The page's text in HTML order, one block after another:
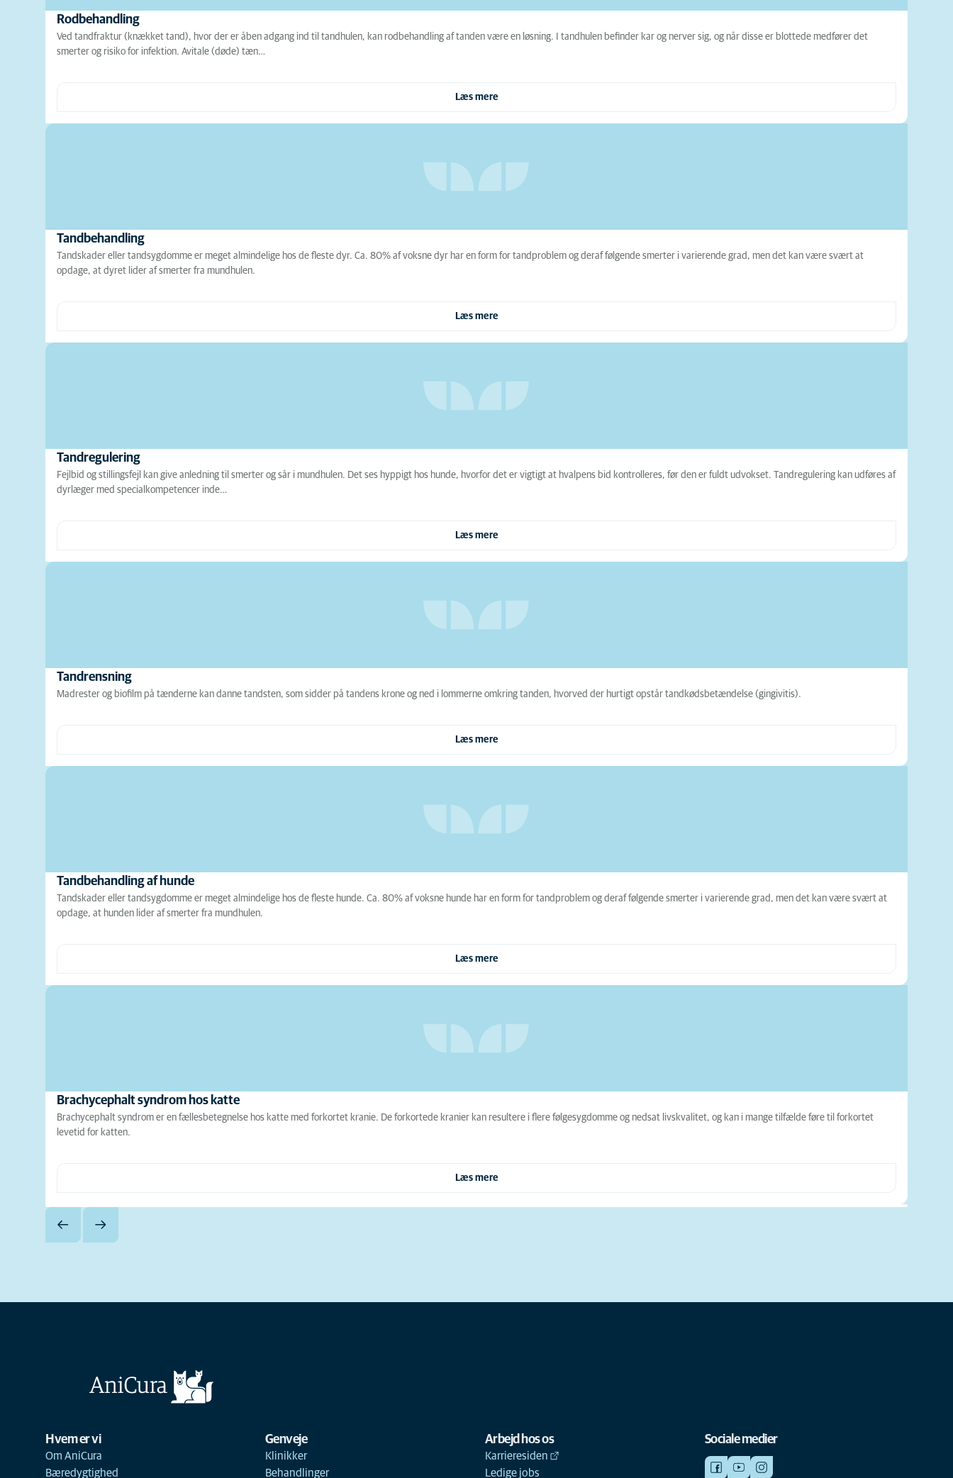
Rodbehandling
Ved tandfraktur (knækket tand), hvor der er åben adgang ind til tandhulen, kan rodbehandling af tanden være en løsning. I tandhulen befinder kar og nerver sig, og når disse er blottede medfører det
smerter og risiko for infektion. Avitale (døde) tæn…
Læs mere
Tandbehandling
Tandskader eller tandsygdomme er meget almindelige hos de fleste dyr. Ca. 80% af voksne dyr har en form for tandproblem og deraf følgende smerter i varierende grad, men det kan være svært at
opdage, at dyret lider af smerter fra mundhulen.
Læs mere
Tandregulering
Fejlbid og stillingsfejl kan give anledning til smerter og sår i mundhulen. Det ses hyppigt hos hunde, hvorfor det er vigtigt at hvalpens bid kontrolleres, før den er fuldt udvokset. Tandregulering kan udføres af
dyrlæger med specialkompetencer inde…
Læs mere
Tandrensning
Madrester og biofilm på tænderne kan danne tandsten, som sidder på tandens krone og ned i lommerne omkring tanden, hvorved der hurtigt opstår tandkødsbetændelse (gingivitis).
Læs mere
Tandbehandling af hunde
Tandskader eller tandsygdomme er meget almindelige hos de fleste hunde. Ca. 80% af voksne hunde har en form for tandproblem og deraf følgende smerter i varierende grad, men det kan være svært at
opdage, at hunden lider af smerter fra mundhulen.
Læs mere
Brachycephalt syndrom hos katte
Brachycephalt syndrom er en fællesbetegnelse hos katte med forkortet kranie. De forkortede kranier kan resultere i flere følgesygdomme og nedsat livskvalitet, og kan i mange tilfælde føre til forkortet
levetid for katten.
Læs mere
Hvem er vi
Om AniCura
Bæredygtighed
Genveje
Klinikker
Behandlinger
Arbejd hos os
Karrieresiden
Ledige jobs
Sociale medier